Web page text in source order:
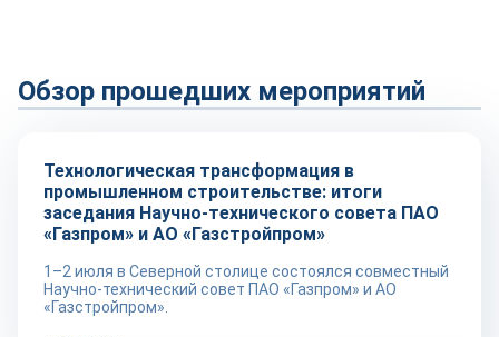
Обзор прошедших мероприятий
Технологии
Технологическая трансформация в
промышленном строительстве: итоги
заседания Научно-технического совета ПАО
«Газпром» и АО «Газстройпром»
1–2 июля в Северной столице состоялся совместный
Научно-технический совет ПАО «Газпром» и АО
«Газстройпром».